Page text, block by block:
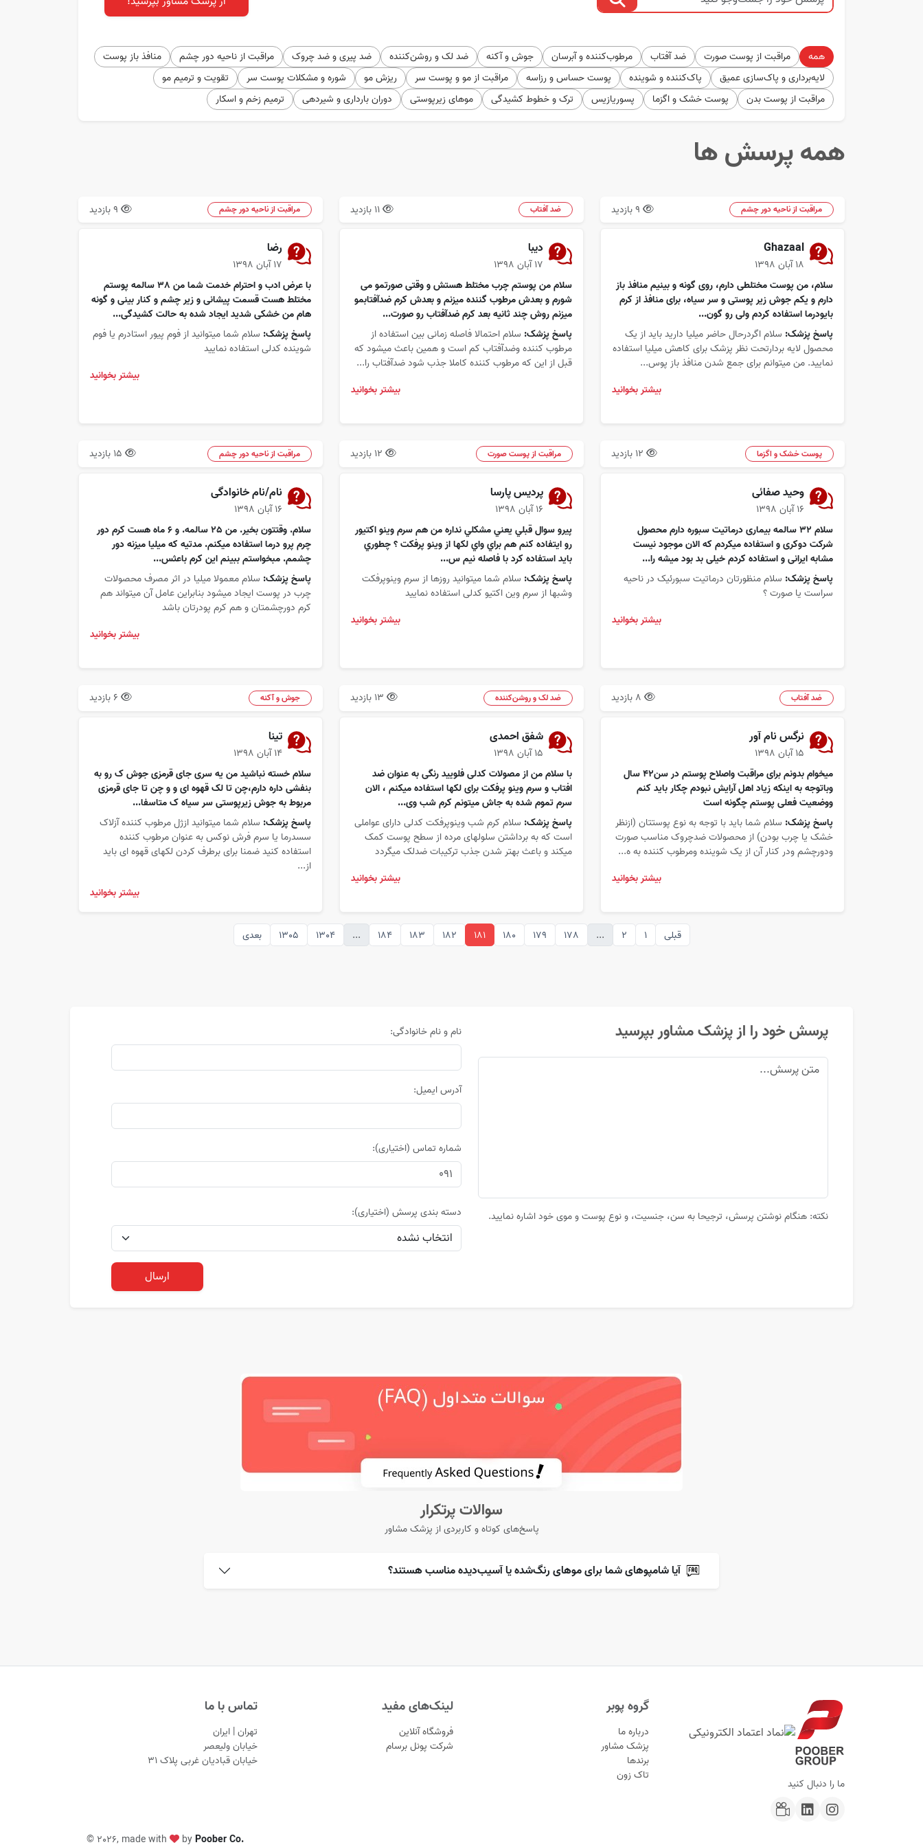
همه مراقبت از پوست صورت ضد آفتاب مرطوب‌کننده و آبرسان جوش و آکنه ضد لک و روشن‌کننده ضد پیری و ضد چروک مراقبت از ناحیه دور چشم
منافذ باز پوست
لایه‌برداری و پاک‌سازی عمیق
پاک‌کننده و شوینده پوست حساس و رزاسه مراقبت از مو و پوست سر ریزش مو شوره و مشکلات پوست سر
تقویت و ترمیم مو
مراقبت از پوست بدن
پوست خشک و اگزما پسوریازیس ترک و خطوط کشیدگی موهای زیرپوستی دوران بارداری و شیردهی ترمیم زخم و اسکار
همه پرسش ها
مراقبت از ناحیه دور چشم
Ghazaal
۱۸ آبان ۱۳۹۸
سلام، من پوست مختلطی دارم، روی گونه و بینیم منافذ باز
دارم و یکم جوش زیر پوستی و سر سیاه، برای منافذ از کرم
بایودرما استفاده کردم ولی رو گون...
پاسخ پزشک: سلام اگردرحال حاضر میلیا دارید باید از یک
محصول لایه بردارتحت نظر پزشک برای کاهش میلیا استفاده
نمایید. من میتوانم برای جمع شدن منافذ باز پوس...
بیشتر بخوانید
ضد آفتاب
دیبا
۱۷ آبان ۱۳۹۸
سلام من پوستم چرب مختلط هستش و وقتی صورتمو می
شورم و بعدش مرطوب گننده میزنم و بعدش کرم ضدآفتابمو
میزنم روش چند ثانیه بعد کرم ضدآفتاب رو صورت...
پاسخ پزشک: سلام احتمالا فاصله زمانی بین استفاده از
مرطوب کننده وضدآفتاب کم است و همین باعث میشود که
قبل از این که مرطوب کننده کاملا جذب شود ضدآفتاب را...
بیشتر بخوانید
مراقبت از ناحیه دور چشم
رضا
۱۷ آبان ۱۳۹۸
با عرض ادب و احترام خدمت شما من 38 سالمه پوستم
مختلط هست قسمت پیشانی و زیر چشم و کنار بینی و گونه
هام من خشکی شدید ایجاد شده به حالت کشیدگی...
پاسخ پزشک: سلام شما میتوانید از فوم پیور استادرم یا فوم
شوینده کدلی استفاده نمایید
بیشتر بخوانید
پوست خشک و اگزما
وحید صفائی
۱۶ آبان ۱۳۹۸
سلام 32 سالمه بیماری درماتیت سبوره دارم محصول
شرکت دوکری و استفاده میکردم که الان موجود نیست
مشابه ایرانی و استفاده کردم خیلی بد بود میشه را...
پاسخ پزشک: سلام منظورتان درماتیت سبورئیک در ناحیه
سراست یا صورت ؟
بیشتر بخوانید
مراقبت از پوست صورت
پرديس پارسا
۱۶ آبان ۱۳۹۸
پيرو سوال قبلي يعني مشكلي نداره من هم سرم وينو اكتيور
رو ايتفاده كنم هم براي واي لكها از وينو پرفكت ؟ چطوري
بايد استفاده كرد با فاصله نيم س...
پاسخ پزشک: سلام شما میتوانید روزها از سرم وینوپرفکت
وشبها از سرم وین اکتیو کدلی استفاده نمایید
بیشتر بخوانید
مراقبت از ناحیه دور چشم
نام/نام خانوادگی
۱۶ آبان ۱۳۹۸
سلام. وقتتون بخیر. من 25 سالمه. و 6 ماه هست کرم دور
چرم پرو درما استفاده میکنم. مدتیه که میلیا میزنه دور
چشمم. مبخواستم ببینم این کرم باعثس...
پاسخ پزشک: سلام معمولا میلیا در اثر مصرف محصولات
چرب در پوست ایجاد میشود بنابراین عامل آن میتواند هم
کرم دورچشمتان و هم کرم پودرتان باشد
بیشتر بخوانید
ضد آفتاب
نرگس نام آور
۱۵ آبان ۱۳۹۸
میخوام بدونم برای مراقبت واصلاح پوستم در سن۴۲ سال
وباتوجه به اینکه زیاد اهل آرایش نبودم چکار باید کنم
ووضعیت فعلی پوستم چگونه است
پاسخ پزشک: سلام شما باید با توجه به نوع پوستتان (ازنظر
خشک یا چرب بودن) از محصولات ضدچروک مناسب صورت
ودورچشم ودر کنار آن از یک شوینده ومرطوب کننده به ه...
بیشتر بخوانید
ضد لک و روشن‌کننده
شفق احمدی
۱۵ آبان ۱۳۹۸
با سلام من از مصولات کدلی فلویید رنگی به عنوان ضد
افتاب و سرم وینو پرفکت برای لکها استفاده میکنم ، الان
سرم تموم شده به جاش میتونم کرم شب وی...
پاسخ پزشک: سلام کرم شب وینوپرفکت کدلی دارای عواملی
است که به برداشتن سلولهای مرده از سطح پوست کمک
میکند و باعث بهتر شدن جذب ترکیبات ضدلک میگردد
بیشتر بخوانید
جوش و آکنه
تینا
۱۴ آبان ۱۳۹۸
سلام خسته نباشید من یه سری جای قرمزی جوش ک رو به
بنفشی داره دارم،چن تا لک قهوه ای و و چن تا جای قرمزی
مربوط به جوش زیرپوستی سر سیاه ک متاسفا...
پاسخ پزشک: سلام شما میتوانید ازژل مرطوب کننده آزلاک
سسدرما یا سرم فرش نوکس به عنوان مرطوب کننده
استفاده کنید ضمنا برای برطرف کردن لکهای قهوه ای باید
از...
بیشتر بخوانید
قبلی 1
2
...
178
179
180
181
182
183
184
...
1304
1305 بعدی
پرسش خود را از پزشک مشاور بپرسید
نکته: هنگام نوشتن پرسش، ترجیحا به سن، جنسیت، و نوع پوست و موی خود اشاره نمایید.
نام و نام خانوادگی:
آدرس ایمیل:
شماره تماس (اختیاری):
دسته بندی پرسش (اختیاری):
ارسال
سوالات پرتکرار
پاسخ‌های کوتاه و کاربردی از پزشک مشاور
آیا شامپوهای شما برای موهای رنگ‌شده یا آسیب‌دیده مناسب هستند؟
ما را دنبال کنید
گروه پوبر
درباره ما
پزشک مشاور
برندها
تاک زون
لینک‌های مفید
فروشگاه آنلاین
شرکت پونل برسام
تماس با ما
تهران | ایران
خیابان ولیعصر
خیابان قبادیان غربی پلاک ۳۱
© 2026, made with byPoober Co.